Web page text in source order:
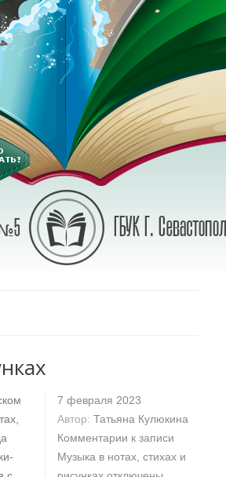
7 февраля 2023
Автор: Татьяна Кулюкина
Комментарии к записи
Музыка в нотах, стихах и